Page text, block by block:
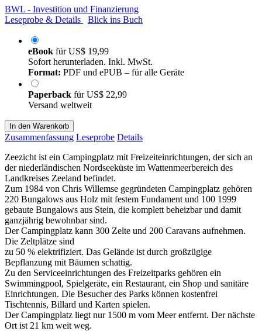
BWL - Investition und Finanzierung
Leseprobe & Details
Blick ins Buch
eBook fürUS$ 19,99
Sofort herunterladen. Inkl. MwSt.
Format: PDF und ePUB – für alle Geräte
Paperback fürUS$ 22,99
Versand weltweit
In den Warenkorb
Zusammenfassung Leseprobe Details
Zeezicht ist ein Campingplatz mit Freizeiteinrichtungen, der sich an
der niederländischen Nordseeküste im Wattenmeerbereich des
Landkreises Zeeland befindet.
Zum 1984 von Chris Willemse gegründeten Campingplatz gehören
220 Bungalows aus Holz mit festem Fundament und 100 1999
gebaute Bungalows aus Stein, die komplett beheizbar und damit
ganzjährig bewohnbar sind.
Der Campingplatz kann 300 Zelte und 200 Caravans aufnehmen.
Die Zeltplätze sind
zu 50 % elektrifiziert. Das Gelände ist durch großzügige
Bepflanzung mit Bäumen schattig.
Zu den Serviceeinrichtungen des Freizeitparks gehören ein
Swimmingpool, Spielgeräte, ein Restaurant, ein Shop und sanitäre
Einrichtungen. Die Besucher des Parks können kostenfrei
Tischtennis, Billard und Karten spielen.
Der Campingplatz liegt nur 1500 m vom Meer entfernt. Der nächste
Ort ist 21 km weit weg.